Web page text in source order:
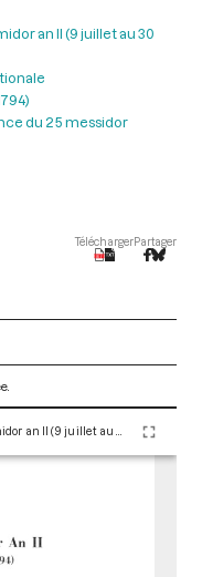
an II (9 juillet au 30
du 25 messidor
TéléchargerPartager